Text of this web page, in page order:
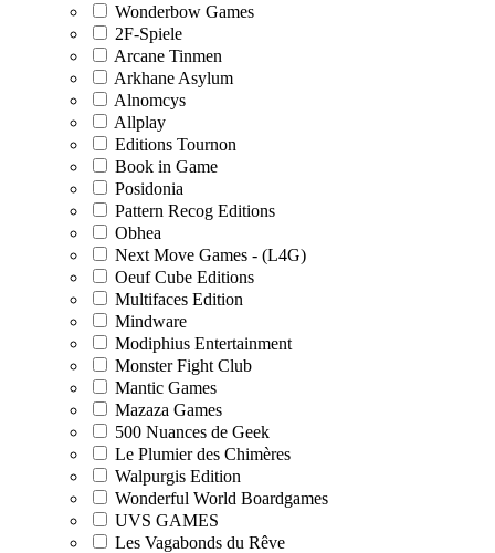
Wonderbow Games
2F-Spiele
Arcane Tinmen
Arkhane Asylum
Alnomcys
Allplay
Editions Tournon
Book in Game
Posidonia
Pattern Recog Editions
Obhea
Next Move Games - (L4G)
Oeuf Cube Editions
Multifaces Edition
Mindware
Modiphius Entertainment
Monster Fight Club
Mantic Games
Mazaza Games
500 Nuances de Geek
Le Plumier des Chimères
Walpurgis Edition
Wonderful World Boardgames
UVS GAMES
Les Vagabonds du Rêve